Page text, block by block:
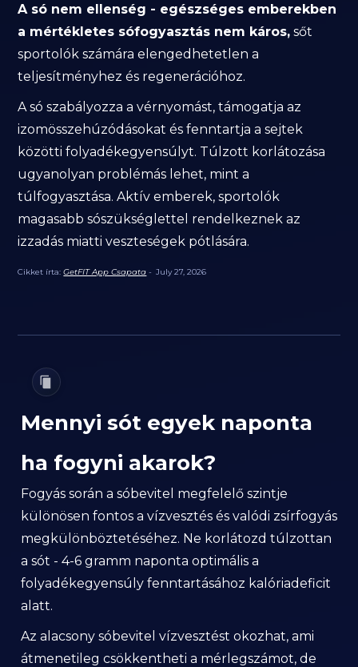
A só nem ellenség - egészséges emberekben
a mértékletes sófogyasztás nem káros, sőt
sportolók számára elengedhetetlen a
teljesítményhez és regenerációhoz.
A só szabályozza a vérnyomást, támogatja az
izomösszehúzódásokat és fenntartja a sejtek
közötti folyadékegyensúlyt. Túlzott korlátozása
ugyanolyan problémás lehet, mint a
túlfogyasztása. Aktív emberek, sportolók
magasabb sószükséglettel rendelkeznek az
izzadás miatti veszteségek pótlására.
Cikket írta:GetFIT App Csapata - July 27, 2026
Mennyi sót egyek naponta
ha fogyni akarok?
Fogyás során a sóbevitel megfelelő szintje
különösen fontos a vízvesztés és valódi zsírfogyás
megkülönböztetéséhez. Ne korlátozd túlzottan
a sót - 4-6 gramm naponta optimális a
folyadékegyensúly fenntartásához kalóriadeficit
alatt.
Az alacsony sóbevitel vízvesztést okozhat, ami
átmenetileg csökkentheti a mérlegszámot, de